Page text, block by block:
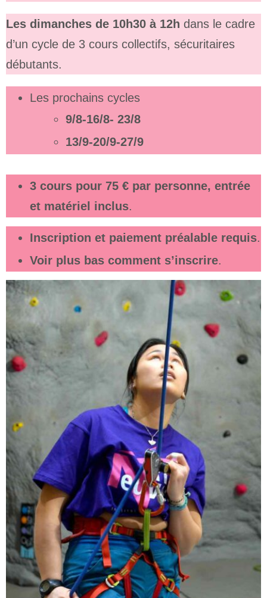
Les dimanches de 10h30 à 12h dans le cadre
d’un cycle de 3 cours collectifs, sécuritaires
débutants.
Les prochains cycles
9/8-16/8- 23/8
13/9-20/9-27/9
3 cours pour 75 € par personne, entrée
et matériel inclus.
Inscription et paiement préalable requis.
Voir plus bas comment s’inscrire.